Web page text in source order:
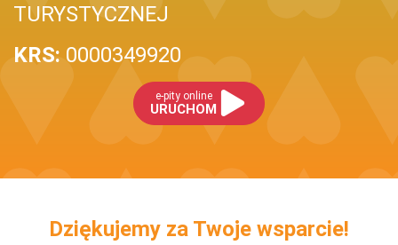
TURYSTYCZNEJ
KRS: 0000349920
e-pity online
URUCHOM
Dziękujemy za Twoje wsparcie!